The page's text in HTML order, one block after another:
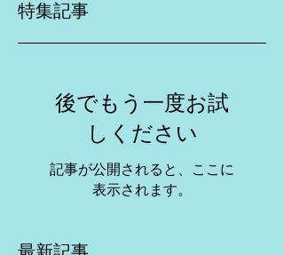
特集記事
後でもう一度お試
しください
記事が公開されると、ここに
表示されます。